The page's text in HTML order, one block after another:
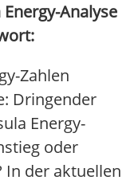
Analyse
Zahlen
Dringender
Energy-
oder
In der aktuellen